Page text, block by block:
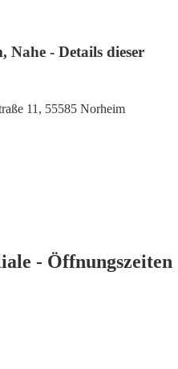
Nahe - Details dieser
11, 55585 Norheim
- Öffnungszeiten